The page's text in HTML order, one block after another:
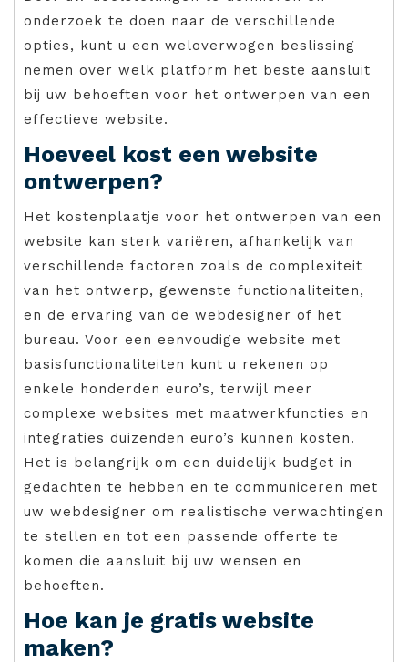
onderzoek te doen naar de verschillende
opties, kunt u een weloverwogen beslissing
nemen over welk platform het beste aansluit
bij uw behoeften voor het ontwerpen van een
effectieve website.
Hoeveel kost een website
ontwerpen?
Het kostenplaatje voor het ontwerpen van een
website kan sterk variëren, afhankelijk van
verschillende factoren zoals de complexiteit
van het ontwerp, gewenste functionaliteiten,
en de ervaring van de webdesigner of het
bureau. Voor een eenvoudige website met
basisfunctionaliteiten kunt u rekenen op
enkele honderden euro’s, terwijl meer
complexe websites met maatwerkfuncties en
integraties duizenden euro’s kunnen kosten.
Het is belangrijk om een duidelijk budget in
gedachten te hebben en te communiceren met
uw webdesigner om realistische verwachtingen
te stellen en tot een passende offerte te
komen die aansluit bij uw wensen en
behoeften.
Hoe kan je gratis website
maken?